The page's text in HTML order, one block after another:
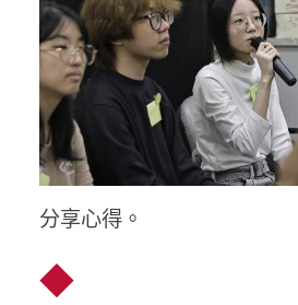
分享心得。
◆